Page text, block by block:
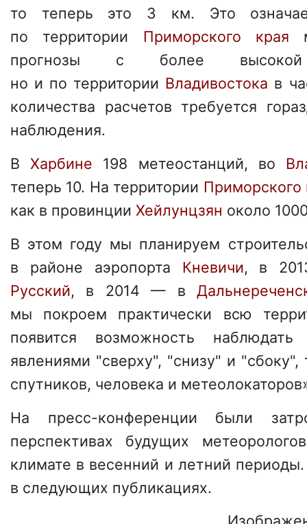
то теперь это 3 км. Это
по территории Приморского края
прогнозы с более высокой
но и по территории Владивостока в
количества расчетов требуется
наблюдения.
ВХарбине 198 метеостанций, во
теперь 10. На территории Приморского
как в провинции Хейлунцзян около
В этом году мы планируем
в районе аэропорта Кневичи, в
Русский, в 2014 — в
мы покроем практически всю
появится возможность
явлениями "сверху", "снизу" и
спутников, человека и
На пресс-конференции были
перспективах будущих
климате в весенний и летний
в следующих публикациях.